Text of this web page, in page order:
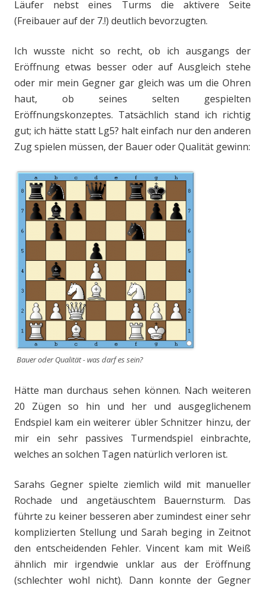
Läufer nebst eines Turms die aktivere Seite
(Freibauer auf der 7.!) deutlich bevorzugten.
Ich wusste nicht so recht, ob ich ausgangs der
Eröffnung etwas besser oder auf Ausgleich stehe
oder mir mein Gegner gar gleich was um die Ohren
haut, ob seines selten gespielten
Eröffnungskonzeptes. Tatsächlich stand ich richtig
gut; ich hätte statt Lg5? halt einfach nur den anderen
Zug spielen müssen, der Bauer oder Qualität gewinn:
Bauer oder Qualität - was darf es sein?
Hätte man durchaus sehen können. Nach weiteren
20 Zügen so hin und her und ausgeglichenem
Endspiel kam ein weiterer übler Schnitzer hinzu, der
mir ein sehr passives Turmendspiel einbrachte,
welches an solchen Tagen natürlich verloren ist.
Sarahs Gegner spielte ziemlich wild mit manueller
Rochade und angetäuschtem Bauernsturm. Das
führte zu keiner besseren aber zumindest einer sehr
komplizierten Stellung und Sarah beging in Zeitnot
den entscheidenden Fehler. Vincent kam mit Weiß
ähnlich mir irgendwie unklar aus der Eröffnung
(schlechter wohl nicht). Dann konnte der Gegner